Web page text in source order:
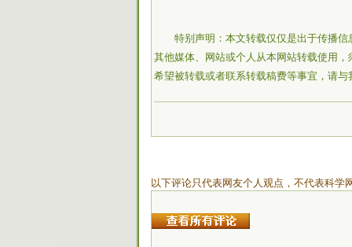
特别声明：本文转载仅仅是出于传播
其他媒体、网站或个人从本网站转载使用
希望被转载或者联系转载稿费等事宜，请与
以下评论只代表网友个人观点，不代表科学